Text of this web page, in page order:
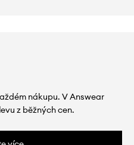
nákupu. V Answear
z běžných cen.